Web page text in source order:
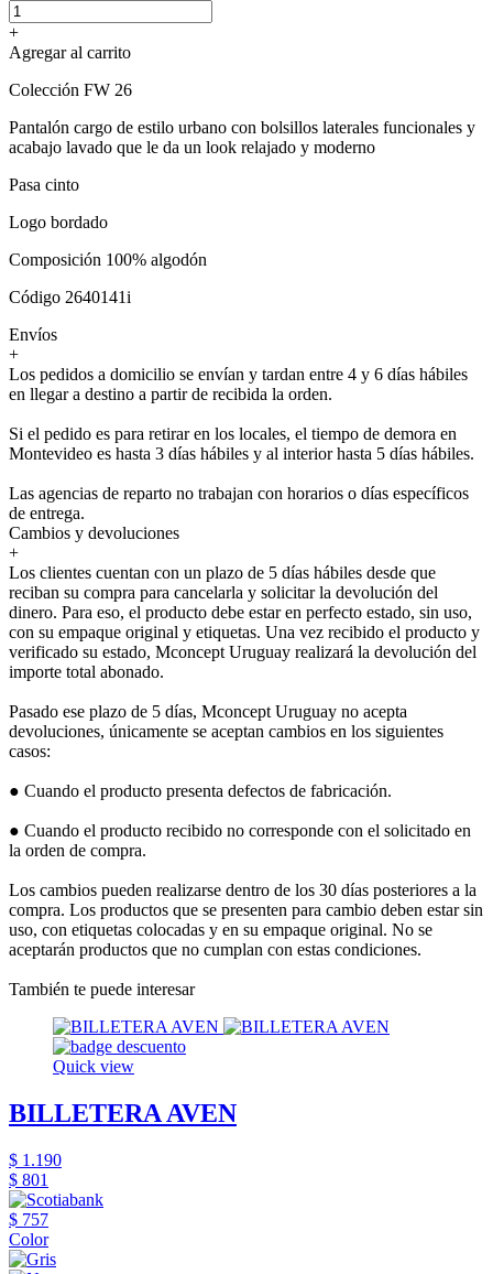
+
Agregar al carrito
Colección FW 26
Pantalón cargo de estilo urbano con bolsillos laterales funcionales y
acabajo lavado que le da un look relajado y moderno
Pasa cinto
Logo bordado
Composición 100% algodón
Código 2640141i
Envíos
+
Los pedidos a domicilio se envían y tardan entre 4 y 6 días hábiles
en llegar a destino a partir de recibida la orden.
Si el pedido es para retirar en los locales, el tiempo de demora en
Montevideo es hasta 3 días hábiles y al interior hasta 5 días hábiles.
Las agencias de reparto no trabajan con horarios o días específicos
de entrega.
Cambios y devoluciones
+
Los clientes cuentan con un plazo de 5 días hábiles desde que
reciban su compra para cancelarla y solicitar la devolución del
dinero. Para eso, el producto debe estar en perfecto estado, sin uso,
con su empaque original y etiquetas. Una vez recibido el producto y
verificado su estado, Mconcept Uruguay realizará la devolución del
importe total abonado.
Pasado ese plazo de 5 días, Mconcept Uruguay no acepta
devoluciones, únicamente se aceptan cambios en los siguientes
casos:
● Cuando el producto presenta defectos de fabricación.
● Cuando el producto recibido no corresponde con el solicitado en
la orden de compra.
Los cambios pueden realizarse dentro de los 30 días posteriores a la
compra. Los productos que se presenten para cambio deben estar sin
uso, con etiquetas colocadas y en su empaque original. No se
aceptarán productos que no cumplan con estas condiciones.
También te puede interesar
Quick view
BILLETERA AVEN
$ 1.190
$ 801
$ 757
Color